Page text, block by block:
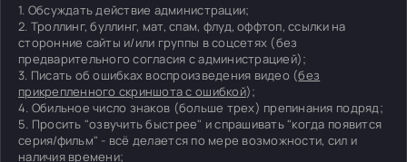
1. Обсуждать действие администрации;
2. Троллинг, буллинг, мат, спам, флуд, оффтоп, ссылки на
сторонние сайты и/или группы в соцсетях (без
предварительного согласия с администрацией);
3. Писать об ошибках воспроизведения видео (без
прикрепленного скриншота с ошибкой);
4. Обильное число знаков (больше трех) препинания подряд;
5. Просить "озвучить быстрее" и спрашивать "когда появится
серия/фильм" - всё делается по мере возможности, сил и
наличия времени;